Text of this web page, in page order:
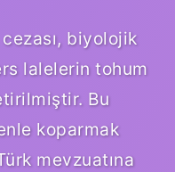
biyolojik
lalelerin tohum
Bu
koparmak
mevzuatına